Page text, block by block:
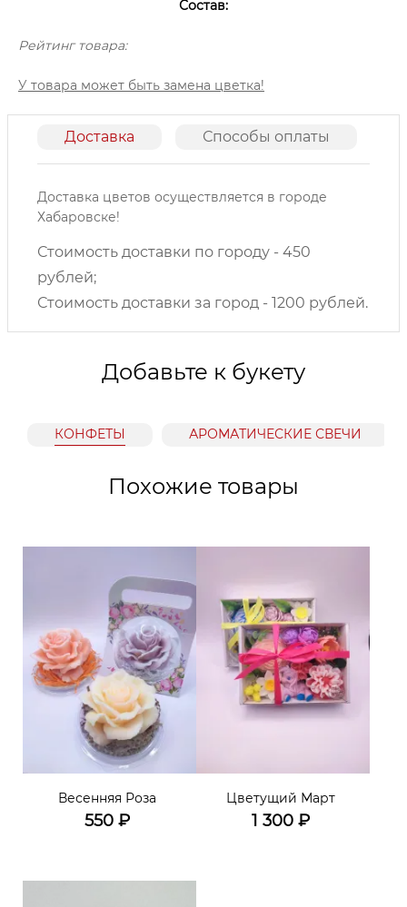
Состав:
Рейтинг товара:
У товара может быть замена цветка!
Доставка Способы оплаты
Доставка цветов осуществляется в городе
Хабаровске!
Стоимость доставки по городу - 450
рублей;
Стоимость доставки за город - 1200 рублей.
Добавьте к букету
КОНФЕТЫ АРОМАТИЧЕСКИЕ СВЕЧИ
Похожие товары
Весенняя Роза
550 ₽
Цветущий Март
1 300 ₽